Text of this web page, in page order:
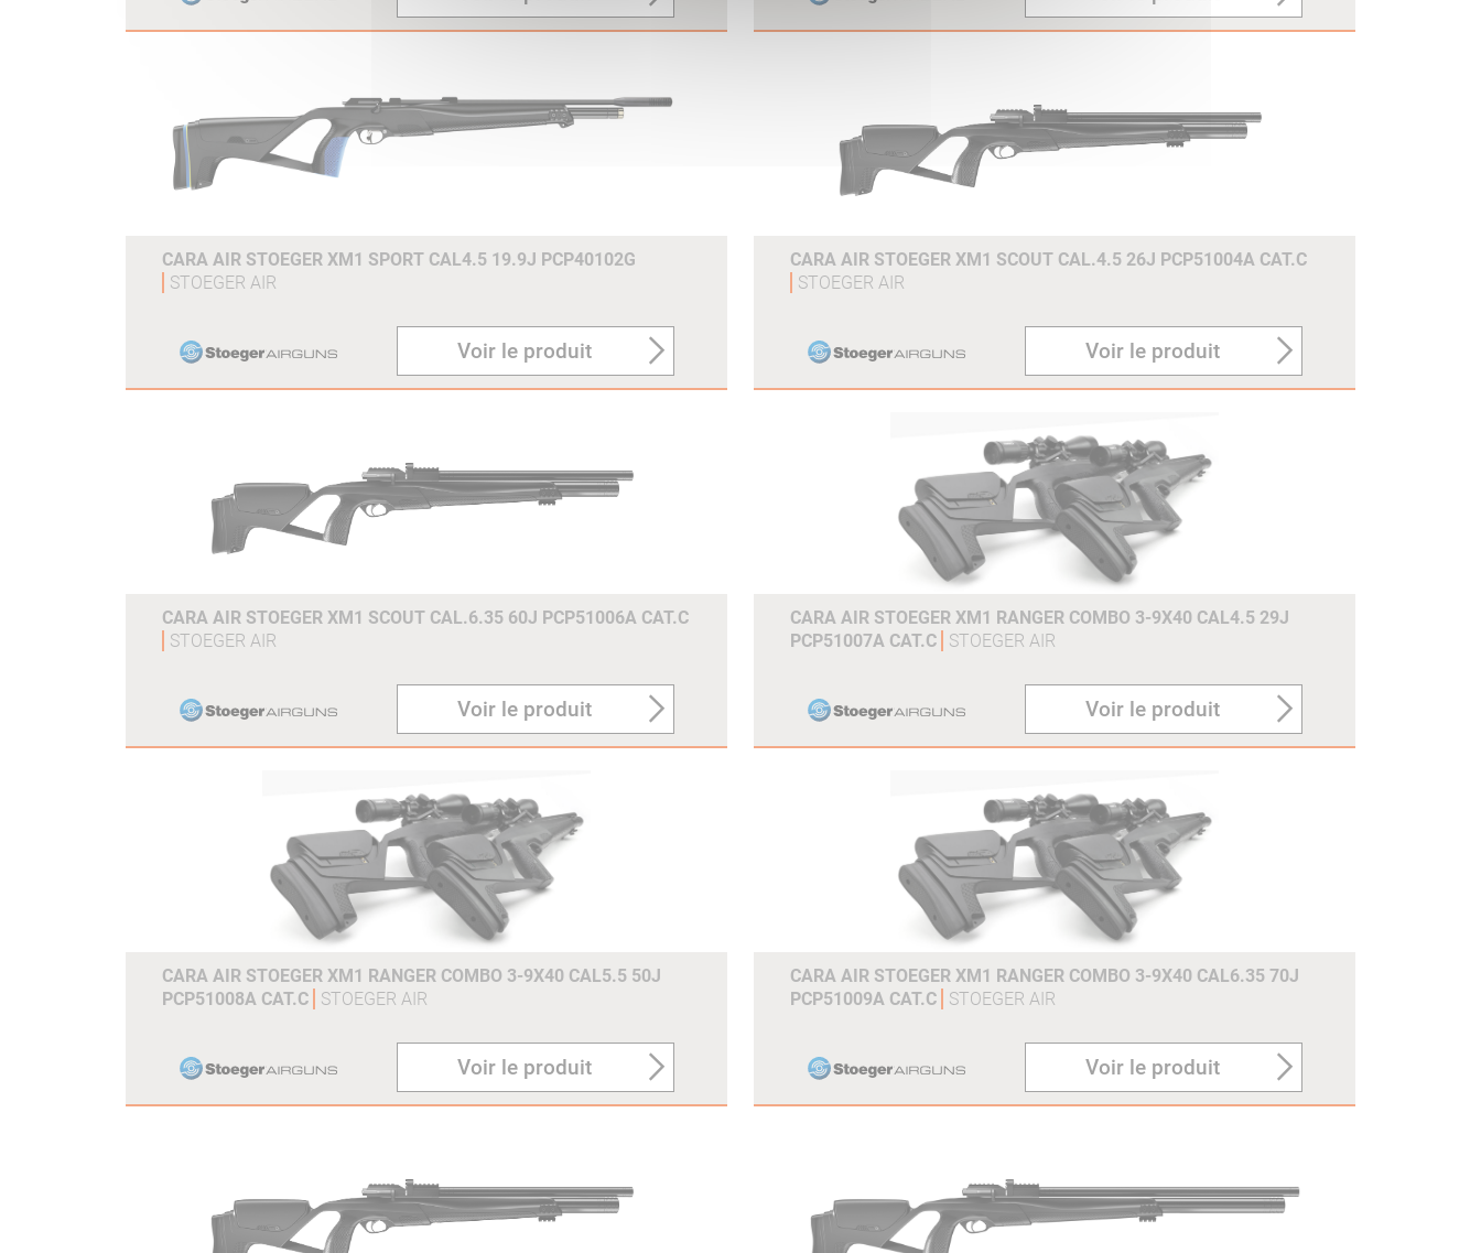
CARA AIR STOEGER XM1 SPORT CAL4.5 19.9J PCP40102G
STOEGER AIR
Voir le produit
CARA AIR STOEGER XM1 SCOUT CAL.4.5 26J PCP51004A CAT.C
STOEGER AIR
Voir le produit
CARA AIR STOEGER XM1 SCOUT CAL.6.35 60J PCP51006A CAT.C
STOEGER AIR
Voir le produit
CARA AIR STOEGER XM1 RANGER COMBO 3-9X40 CAL4.5 29J
PCP51007A CAT.C
STOEGER AIR
Voir le produit
CARA AIR STOEGER XM1 RANGER COMBO 3-9X40 CAL5.5 50J
PCP51008A CAT.C
STOEGER AIR
Voir le produit
CARA AIR STOEGER XM1 RANGER COMBO 3-9X40 CAL6.35 70J
PCP51009A CAT.C
STOEGER AIR
Voir le produit